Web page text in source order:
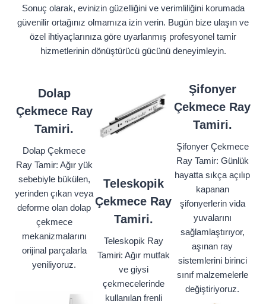
Sonuç olarak, evinizin güzelliğini ve verimliliğini korumada
güvenilir ortağınız olmamıza izin verin. Bugün bize ulaşın ve
özel ihtiyaçlarınıza göre uyarlanmış profesyonel tamir
hizmetlerinin dönüştürücü gücünü deneyimleyin.
Dolap
Çekmece Ray
Tamiri.
Dolap Çekmece
Ray Tamir: Ağır yük
sebebiyle bükülen,
yerinden çıkan veya
deforme olan dolap
çekmece
mekanizmalarını
orijinal parçalarla
yeniliyoruz.
Teleskopik
Çekmece Ray
Tamiri.
Teleskopik Ray
Tamiri: Ağır mutfak
ve giysi
çekmecelerinde
kullanılan frenli
Şifonyer
Çekmece Ray
Tamiri.
Şifonyer Çekmece
Ray Tamir: Günlük
hayatta sıkça açılıp
kapanan
şifonyerlerin vida
yuvalarını
sağlamlaştırıyor,
aşınan ray
sistemlerini birinci
sınıf malzemelerle
değiştiriyoruz.